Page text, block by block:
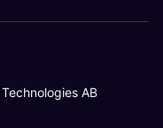
AB